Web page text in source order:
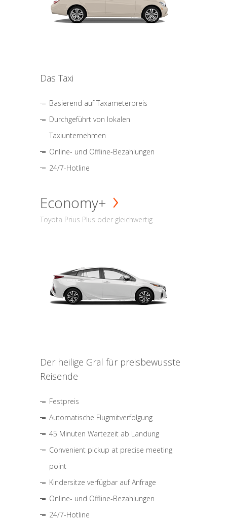
Das Taxi
Basierend auf Taxameterpreis
Durchgeführt von lokalen
Taxiunternehmen
Online- und Offline-Bezahlungen
24/7-Hotline
Economy+
Toyota Prius Plus oder gleichwertig
Der heilige Gral für preisbewusste
Reisende
Festpreis
Automatische Flugmitverfolgung
45 Minuten Wartezeit ab Landung
Convenient pickup at precise meeting
point
Kindersitze verfügbar auf Anfrage
Online- und Offline-Bezahlungen
24/7-Hotline